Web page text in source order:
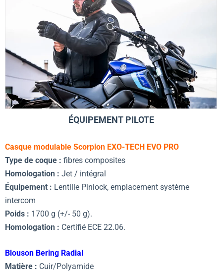
ÉQUIPEMENT PILOTE
Casque modulable Scorpion EXO-TECH EVO PRO
Type de coque : fibres composites
Homologation : Jet / intégral
Équipement : Lentille Pinlock, emplacement système
intercom
Poids : 1700 g (+/- 50 g).
Homologation : Certifié ECE 22.06.
Blouson Bering Radial
Matière : Cuir/Polyamide